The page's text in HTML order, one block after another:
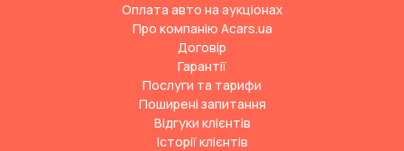
Оплата авто на аукціонах
Про компанію Acars.ua
Договір
Гарантії
Послуги та тарифи
Поширені запитання
Відгуки клієнтів
Історії клієнтів